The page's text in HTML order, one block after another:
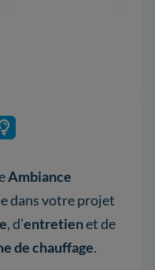
Ambiance
dans votre projet
, d’entretienet de
de chauffage.